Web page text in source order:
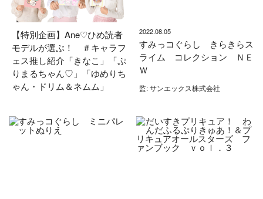
【特別企画】Ane♡ひめ読者
モデルが選ぶ！ ＃キャラフ
ェス推し紹介「きなこ」「ぷ
りまるちゃん♡」「ゆめりち
ゃん・ドリム＆ネムム」
2022.08.05
すみっコぐらし きらきらス
ライム コレクション ＮＥ
Ｗ
監: サンエックス株式会社